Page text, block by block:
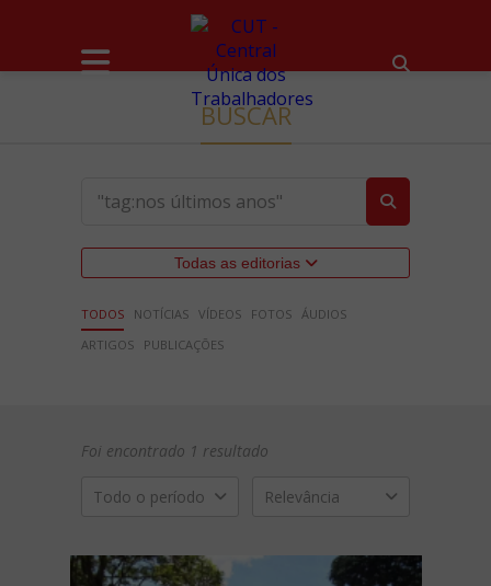
BUSCAR
Todas as editorias
TODOS NOTÍCIAS VÍDEOS FOTOS ÁUDIOS
ARTIGOS
PUBLICAÇÕES
Foi encontrado 1 resultado
Todo o período Relevância